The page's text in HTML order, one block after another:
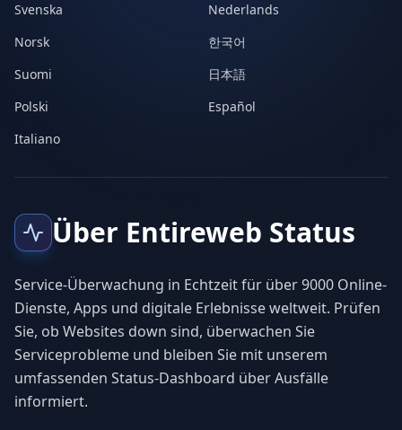
Svenska
Nederlands
Norsk
한국어
Suomi
日本語
Polski
Español
Italiano
Über Entireweb Status
Service-Überwachung in Echtzeit für über 9000 Online-
Dienste, Apps und digitale Erlebnisse weltweit. Prüfen
Sie, ob Websites down sind, überwachen Sie
Serviceprobleme und bleiben Sie mit unserem
umfassenden Status-Dashboard über Ausfälle
informiert.